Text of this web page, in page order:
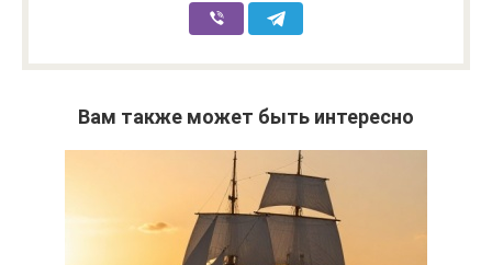
Вам также может быть интересно